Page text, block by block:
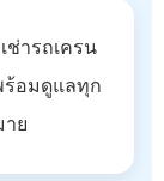
ช่ารถเครน
ร้อมดูแลทุก
าย